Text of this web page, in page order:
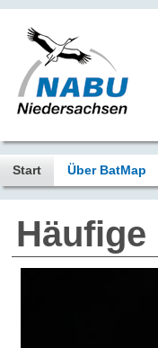
Start Über BatMap
Häufige